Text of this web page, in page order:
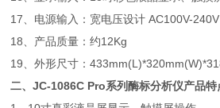
17、电源输入：宽电压设计 AC100V-
18、产品质量：约12Kg
19、外形尺寸：
二、JC-1086C Pro系列酶标分析仪产品特